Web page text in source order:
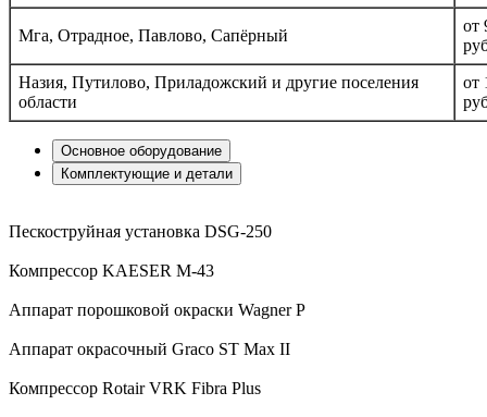
Мга, Отрадное, Павлово, Сапёрный
от
Назия, Путилово, Приладожский и другие поселения
области
от
Основное оборудование
Комплектующие и детали
Пескоструйная установка DSG-250
Компрессор KAESER M-43
Аппарат порошковой окраски Wagner P
Аппарат окрасочный Graco ST Max II
Компрессор Rotair VRK Fibra Plus